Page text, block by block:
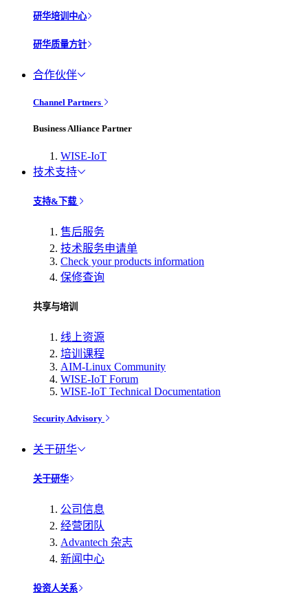
研华培训中心
研华质量方针
合作伙伴
Channel Partners
Business Alliance Partner
WISE-IoT
技术支持
支持&下载
售后服务
技术服务申请单
Check your products information
保修查询
共享与培训
线上资源
培训课程
AIM-Linux Community
WISE-IoT Forum
WISE-IoT Technical Documentation
Security Advisory
关于研华
关于研华
公司信息
经营团队
Advantech 杂志
新闻中心
投资人关系